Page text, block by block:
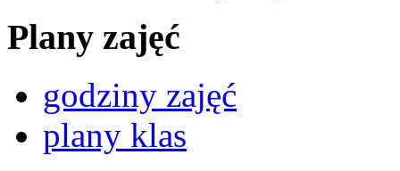
Plany zajęć
godziny zajęć
plany klas